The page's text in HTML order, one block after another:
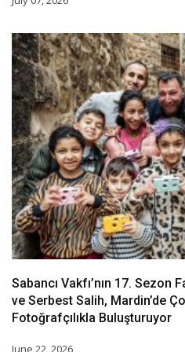
Sabancı Vakfı’nın 17. Sezon
ve Serbest Salih, Mardin’de
Fotoğrafçılıkla Buluşturuyor